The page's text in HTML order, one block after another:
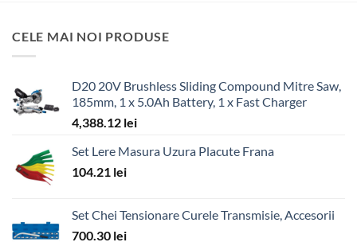
CELE MAI NOI PRODUSE
D20 20V Brushless Sliding Compound Mitre Saw,
185mm, 1 x 5.0Ah Battery, 1 x Fast Charger
4,388.12 lei
Set Lere Masura Uzura Placute Frana
104.21 lei
Set Chei Tensionare Curele Transmisie, Accesorii
700.30 lei